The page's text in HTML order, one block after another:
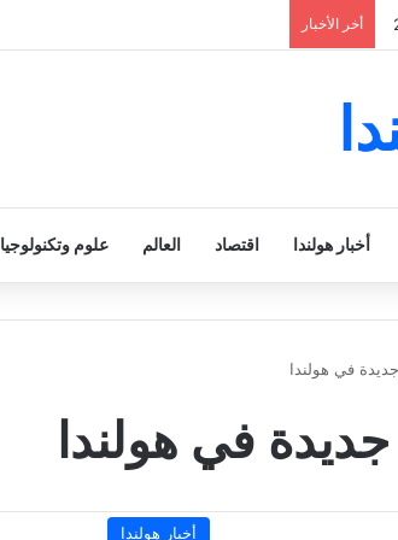
أخر الأخبار
أخبار هولندا اقتصاد العالم علوم وتكنولوجيا
في هولندا
جديدة في هولندا
أخبار هولندا